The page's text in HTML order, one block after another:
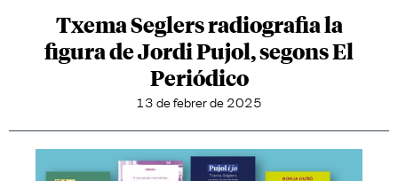
Txema Seglers radiografia la
figura de Jordi Pujol, segons El
Periódico
13 de febrer de 2025